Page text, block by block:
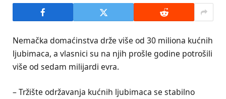
Nemačka domaćinstva drže više od 30 miliona kućnih
ljubimaca, a vlasnici su na njih prošle godine potrošili
više od sedam milijardi evra.
– Tržište održavanja kućnih ljubimaca se stabilno